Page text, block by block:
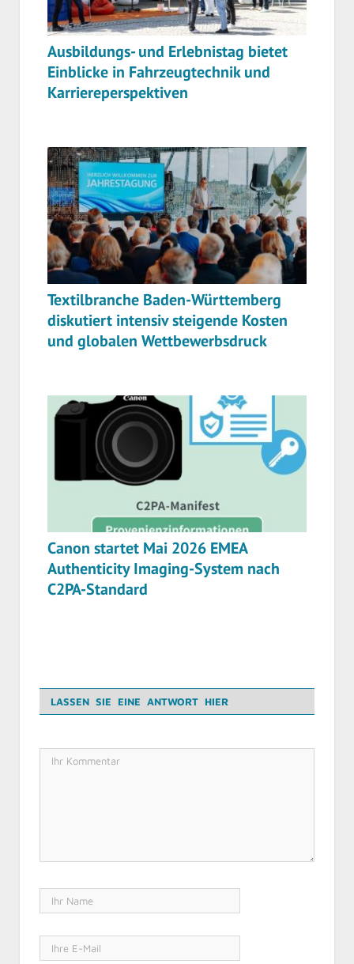
Ausbildungs- und Erlebnistag bietet
Einblicke in Fahrzeugtechnik und
Karriereperspektiven
Textilbranche Baden-Württemberg
diskutiert intensiv steigende Kosten
und globalen Wettbewerbsdruck
Canon startet Mai 2026 EMEA
Authenticity Imaging-System nach
C2PA-Standard
LASSEN SIE EINE ANTWORT HIER